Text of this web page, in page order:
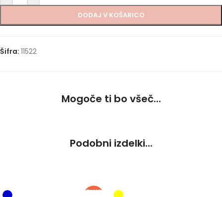
DODAJ V KOŠARICO
Šifra: 11522
Mogoče ti bo všeč...
Podobni izdelki...
PLUS